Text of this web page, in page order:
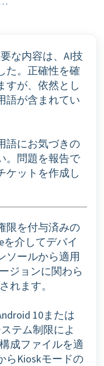
な内容は、AI技
た。正確性を確
すが、依然とし
語が含まれてい
語にお気づきの
。問題を報告で
ケットを作成し
限を付与済みの
を介してデバイ
ソールから適用
ジョンに関わら
れます。
10または
テム制限によ
成ファイルを適
らKioskモードの